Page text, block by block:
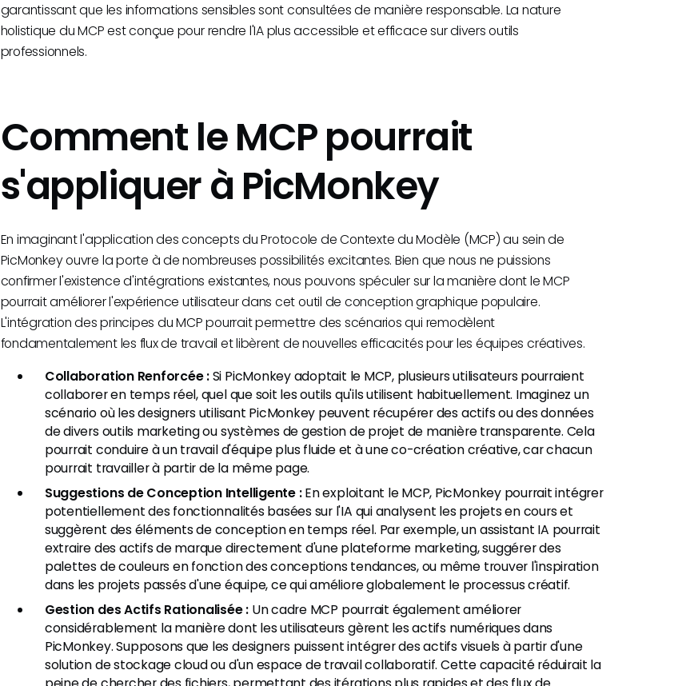
garantissant que les informations sensibles sont consultées de manière responsable. La nature
holistique du MCP est conçue pour rendre l'IA plus accessible et efficace sur divers outils
professionnels.
Comment le MCP pourrait
s'appliquer à PicMonkey
En imaginant l'application des concepts du Protocole de Contexte du Modèle (MCP) au sein de
PicMonkey ouvre la porte à de nombreuses possibilités excitantes. Bien que nous ne puissions
confirmer l'existence d'intégrations existantes, nous pouvons spéculer sur la manière dont le MCP
pourrait améliorer l'expérience utilisateur dans cet outil de conception graphique populaire.
L'intégration des principes du MCP pourrait permettre des scénarios qui remodèlent
fondamentalement les flux de travail et libèrent de nouvelles efficacités pour les équipes créatives.
Collaboration Renforcée :Si PicMonkey adoptait le MCP, plusieurs utilisateurs pourraient
collaborer en temps réel, quel que soit les outils qu'ils utilisent habituellement. Imaginez un
scénario où les designers utilisant PicMonkey peuvent récupérer des actifs ou des données
de divers outils marketing ou systèmes de gestion de projet de manière transparente. Cela
pourrait conduire à un travail d'équipe plus fluide et à une co-création créative, car chacun
pourrait travailler à partir de la même page.
Suggestions de Conception Intelligente :En exploitant le MCP, PicMonkey pourrait intégrer
potentiellement des fonctionnalités basées sur l'IA qui analysent les projets en cours et
suggèrent des éléments de conception en temps réel. Par exemple, un assistant IA pourrait
extraire des actifs de marque directement d'une plateforme marketing, suggérer des
palettes de couleurs en fonction des conceptions tendances, ou même trouver l'inspiration
dans les projets passés d'une équipe, ce qui améliore globalement le processus créatif.
Gestion des Actifs Rationalisée : Un cadre MCP pourrait également améliorer
considérablement la manière dont les utilisateurs gèrent les actifs numériques dans
PicMonkey. Supposons que les designers puissent intégrer des actifs visuels à partir d'une
solution de stockage cloud ou d'un espace de travail collaboratif. Cette capacité réduirait la